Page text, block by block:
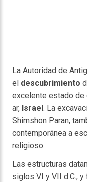
La Autoridad de
el descubrimiento
excelente estado de
ar, Israel. La
Shimshon Paran,
contemporánea a
religioso.
Las estructuras
siglos VI y VII d.C.,